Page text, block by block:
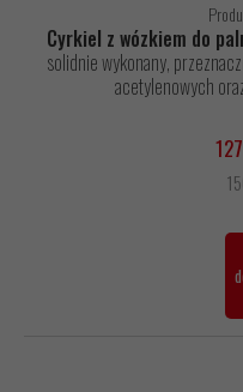
Cyrkiel z wózkiem do
solidnie wykonany,
acetylenowych